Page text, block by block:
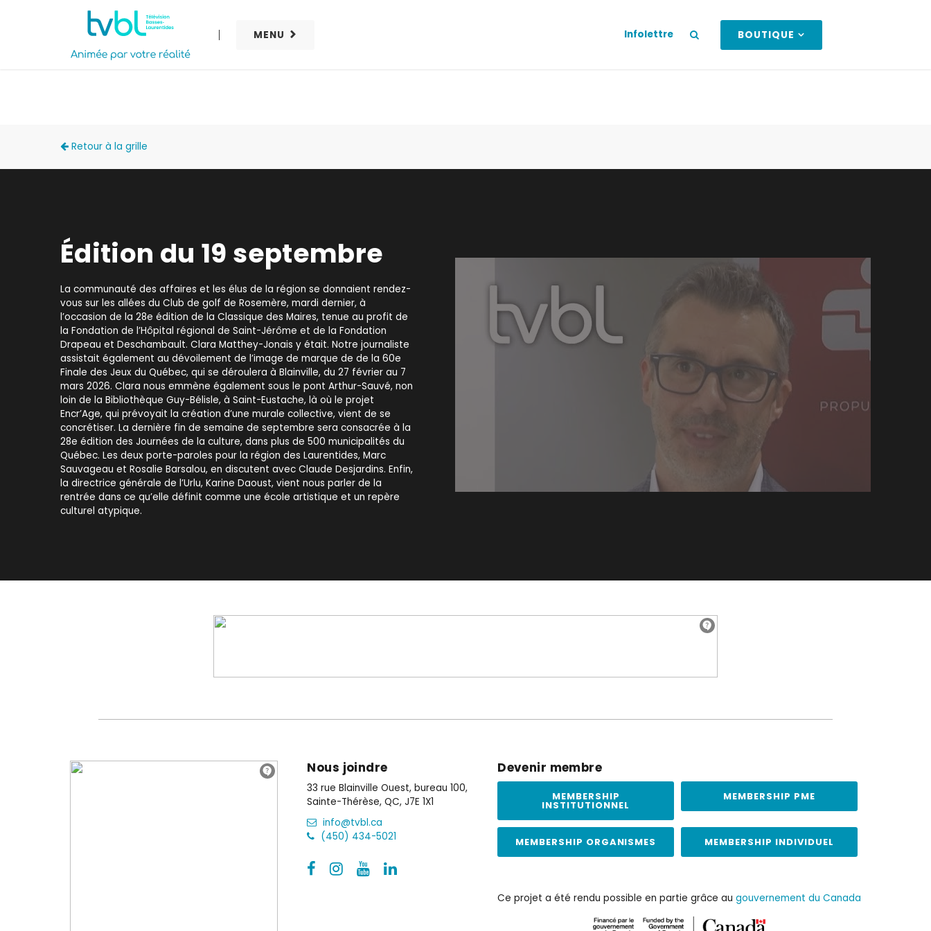
MENU Infolettre BOUTIQUE
Retour à la grille
Édition du 19 septembre
La communauté des affaires et les élus de la région se donnaient rendez-
vous sur les allées du Club de golf de Rosemère, mardi dernier, à
l’occasion de la 28e édition de la Classique des Maires, tenue au profit de
la Fondation de l’Hôpital régional de Saint-Jérôme et de la Fondation
Drapeau et Deschambault. Clara Matthey-Jonais y était. Notre journaliste
assistait également au dévoilement de l’image de marque de de la 60e
Finale des Jeux du Québec, qui se déroulera à Blainville, du 27 février au 7
mars 2026. Clara nous emmène également sous le pont Arthur-Sauvé, non
loin de la Bibliothèque Guy-Bélisle, à Saint-Eustache, là où le projet
Encr’Age, qui prévoyait la création d’une murale collective, vient de se
concrétiser. La dernière fin de semaine de septembre sera consacrée à la
28e édition des Journées de la culture, dans plus de 500 municipalités du
Québec. Les deux porte-paroles pour la région des Laurentides, Marc
Sauvageau et Rosalie Barsalou, en discutent avec Claude Desjardins. Enfin,
la directrice générale de l’Urlu, Karine Daoust, vient nous parler de la
rentrée dans ce qu’elle définit comme une école artistique et un repère
culturel atypique.
Nous joindre
33 rue Blainville Ouest, bureau 100,
Sainte-Thérèse, QC, J7E 1X1
info@tvbl.ca
(450) 434-5021
Devenir membre
MEMBERSHIP
INSTITUTIONNEL
MEMBERSHIP PME
MEMBERSHIP ORGANISMES MEMBERSHIP INDIVIDUEL
Ce projet a été rendu possible en partie grâce augouvernement du Canada